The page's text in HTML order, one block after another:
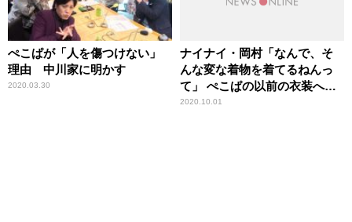
ぺこぱが「人を傷つけない」
理由 中川家に明かす
2020.03.30
ナイナイ・岡村「なんで、そ
んな変な着物を着てるねんっ
て」 ぺこぱの以前の衣装へ
の“違和感”を振り返る
2020.10.01